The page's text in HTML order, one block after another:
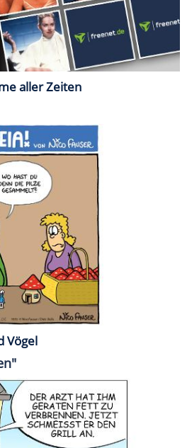
aller Zeiten
Vögel